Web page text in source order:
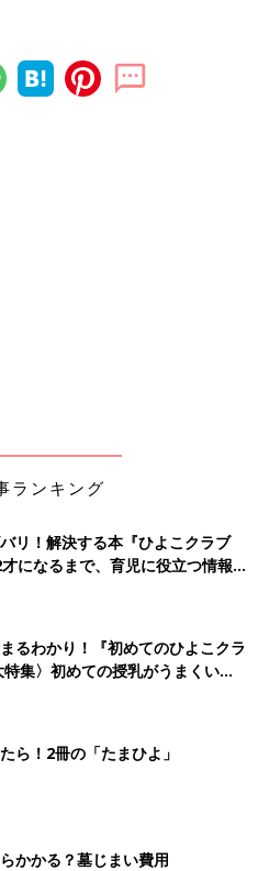
い
ランキング
リ！解決する本『ひよこクラブ
になるまで、育児に役立つ情報が
るわかり！『初めてのひよこクラ
集〉初めての授乳がうまくい
クの基本と夏のトラブル 解決テ
ら！2冊の「たまひよ」
かかる？墓じまい費用